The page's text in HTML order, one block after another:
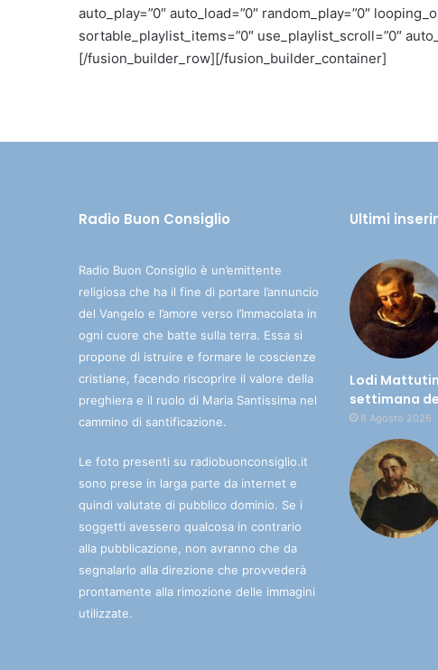
auto_play=”0″ auto_load=”0″ random_play=”0″
sortable_playlist_items=”0″ use_playlist_scroll=”0″
[/fusion_builder_row][/fusion_builder_container]
Radio Buon Consiglio
Radio Buon Consiglio è un’emittente
religiosa che ha il fine di portare l’annuncio
del Vangelo e l’amore verso l’Immacolata in
ogni cuore che batte sulla terra. Essa si
propone di istruire e formare le coscienze
cristiane, facendo riscoprire il valore della
preghiera e il ruolo di Maria Santissima nel
cammino di santificazione.
Le foto presenti su radiobuonconsiglio.it
sono prese in larga parte da internet e
quindi valutate di pubblico dominio. Se i
soggetti avessero qualcosa in contrario
alla pubblicazione, non avranno che da
segnalarlo alla direzione che provvederà
prontamente alla rimozione delle immagini
utilizzate.
Ultimi
Lodi
settimana
8 Agosto 2026